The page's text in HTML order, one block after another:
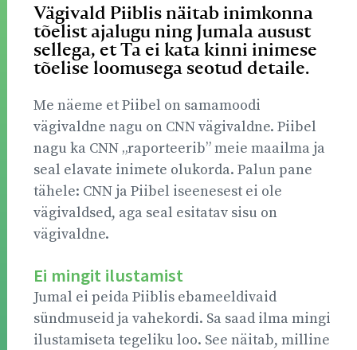
Vägivald Piiblis näitab inimkonna
tõelist ajalugu ning Jumala ausust
sellega, et Ta ei kata kinni inimese
tõelise loomusega seotud detaile.
Me näeme et Piibel on samamoodi
vägivaldne nagu on CNN vägivaldne. Piibel
nagu ka CNN „raporteerib” meie maailma ja
seal elavate inimete olukorda. Palun pane
tähele: CNN ja Piibel iseenesest ei ole
vägivaldsed, aga seal esitatav sisu on
vägivaldne.
Ei mingit ilustamist
Jumal ei peida Piiblis ebameeldivaid
sündmuseid ja vahekordi. Sa saad ilma mingi
ilustamiseta tegeliku loo. See näitab, milline